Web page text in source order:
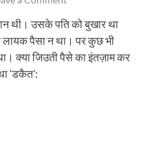
थी। उसके पति को बुखार था
पैसा न था। पर कुछ भी
क्या जिउती पैसे का इंतज़ाम कर
‘डकैत’: